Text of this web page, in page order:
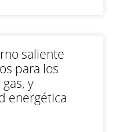
saliente
para los
y
energética